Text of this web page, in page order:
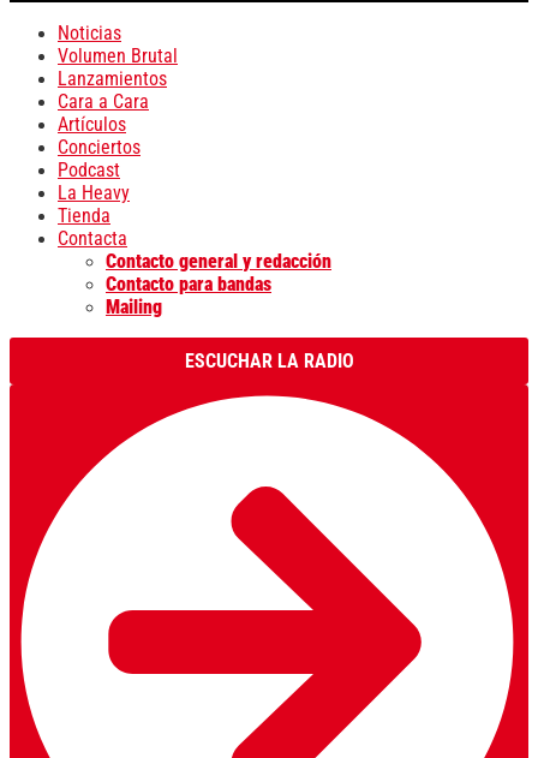
Noticias
Volumen Brutal
Lanzamientos
Cara a Cara
Artículos
Conciertos
Podcast
La Heavy
Tienda
Contacta
Contacto general y redacción
Contacto para bandas
Mailing
ESCUCHAR LA RADIO